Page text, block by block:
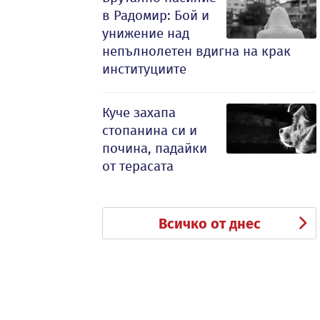
в Радомир: Бой и
унижение над
непълнолетен вдигна на крак
институциите
Куче захапа
стопанина си и
почина, падайки
от терасата
Всичко от днес